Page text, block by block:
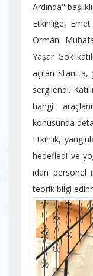
Ardında"
Etkinliğe,
Orman
Yaşar Gök
açılan stantta,
sergilendi.
hangi
konusunda
Etkinlik,
hedefledi ve
idari personel
teorik bilgi